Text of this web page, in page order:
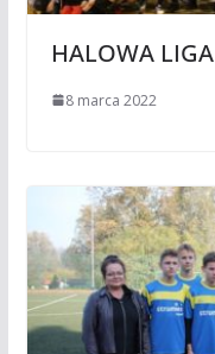
HALOWA
8 marca 2022